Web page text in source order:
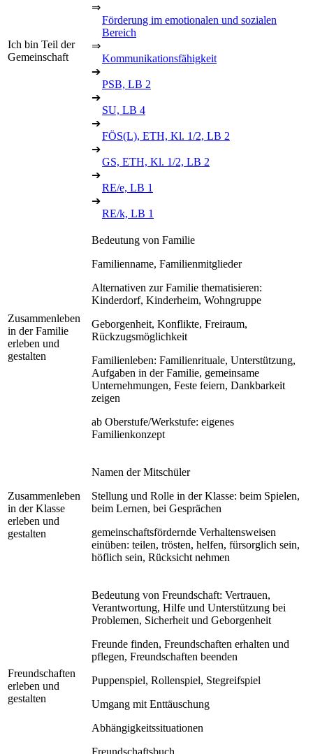
Ich bin Teil der
Gemeinschaft
⇒
Förderung im emotionalen und sozialen
Bereich
⇒
Kommunikationsfähigkeit
➔
PSB, LB 2
➔
SU, LB 4
➔
FÖS(L), ETH, Kl. 1/2, LB 2
➔
GS, ETH, Kl. 1/2, LB 2
➔
RE/e, LB 1
➔
RE/k, LB 1
Zusammenleben
in der Familie
erleben und
gestalten
Bedeutung von Familie
Familienname, Familienmitglieder
Alternativen zur Familie thematisieren:
Kinderdorf, Kinderheim, Wohngruppe
Geborgenheit, Konflikte, Freiraum,
Rückzugsmöglichkeit
Familienleben: Familienrituale, Unterstützung,
Aufgaben in der Familie, gemeinsame
Unternehmungen, Feste feiern, Dankbarkeit
zeigen
ab Oberstufe/Werkstufe: eigenes
Familienkonzept
Zusammenleben
in der Klasse
erleben und
gestalten
Namen der Mitschüler
Stellung und Rolle in der Klasse: beim Spielen,
beim Lernen, bei Gesprächen
gemeinschaftsfördernde Verhaltensweisen
einüben: teilen, trösten, helfen, fürsorglich sein,
höflich sein, Rücksicht nehmen
Freundschaften
erleben und
gestalten
Bedeutung von Freundschaft: Vertrauen,
Verantwortung, Hilfe und Unterstützung bei
Problemen, Sicherheit und Geborgenheit
Freunde finden, Freundschaften erhalten und
pflegen, Freundschaften beenden
Puppenspiel, Rollenspiel, Stegreifspiel
Umgang mit Enttäuschung
Abhängigkeitssituationen
Freundschaftsbuch